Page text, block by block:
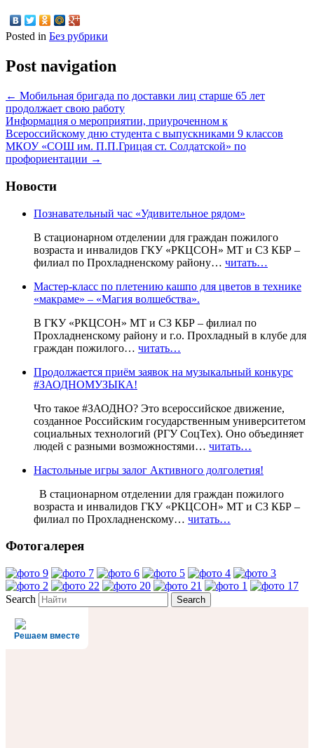
Posted in Без рубрики
Post navigation
← Мобильная бригада по доставки лиц старше 65 лет
продолжает свою работу
Информация о мероприятии, приуроченном к
Всероссийскому дню студента с выпускниками 9 классов
МКОУ «СОШ им. П.П.Грицая ст. Солдатской» по
профориентации →
Новости
Познавательный час «Удивительное рядом»
В стационарном отделении для граждан пожилого
возраста и инвалидов ГКУ «РКЦСОН» МТ и СЗ КБР –
филиал по Прохладненскому району… читать…
Мастер-класс по плетению кашпо для цветов в технике
«макраме» – «Магия волшебства».
В ГКУ «РКЦСОН» МТ и СЗ КБР – филиал по
Прохладненскому району и г.о. Прохладный в клубе для
граждан пожилого… читать…
Продолжается приём заявок на музыкальный конкурс
#ЗАОДНОМУЗЫКА!
Что такое #ЗАОДНО? Это всероссийское движение,
созданное Российским государственным университетом
социальных технологий (РГУ СоцТех). Оно объединяет
людей с разными возможностями… читать…
Настольные игры залог Активного долголетия!
В стационарном отделении для граждан пожилого
возраста и инвалидов ГКУ «РКЦСОН» МТ и СЗ КБР –
филиал по Прохладненскому… читать…
Фотогалерея
Search
Решаем вместе